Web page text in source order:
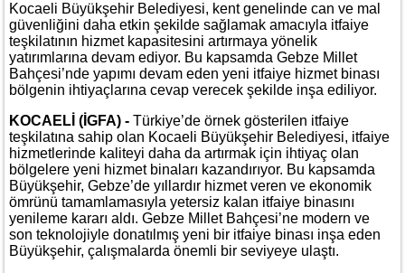
Kocaeli Büyükşehir Belediyesi, kent genelinde can ve mal
güvenliğini daha etkin şekilde sağlamak amacıyla itfaiye
teşkilatının hizmet kapasitesini artırmaya yönelik
yatırımlarına devam ediyor. Bu kapsamda Gebze Millet
Bahçesi’nde yapımı devam eden yeni itfaiye hizmet binası
bölgenin ihtiyaçlarına cevap verecek şekilde inşa ediliyor.
KOCAELİ (İGFA) - Türkiye’de örnek gösterilen itfaiye
teşkilatına sahip olan Kocaeli Büyükşehir Belediyesi, itfaiye
hizmetlerinde kaliteyi daha da artırmak için ihtiyaç olan
bölgelere yeni hizmet binaları kazandırıyor. Bu kapsamda
Büyükşehir, Gebze’de yıllardır hizmet veren ve ekonomik
ömrünü tamamlamasıyla yetersiz kalan itfaiye binasını
yenileme kararı aldı. Gebze Millet Bahçesi’ne modern ve
son teknolojiyle donatılmış yeni bir itfaiye binası inşa eden
Büyükşehir, çalışmalarda önemli bir seviyeye ulaştı.